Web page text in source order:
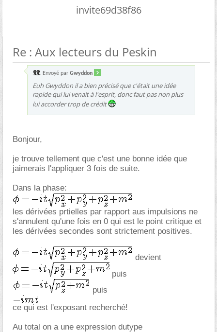
invite69d38f86
Re : Aux lecteurs du Peskin
Envoyé par Gwyddon
Euh Gwyddon il a bien précisé que c'était une idée
rapide qui lui venait à l'esprit, donc faut pas non plus
lui accorder trop de crédit
Bonjour,
je trouve tellement que c'est une bonne idée que
jaimerais l'appliquer 3 fois de suite.
Dans la phase:
les dérivées prtielles par rapport aus impulsions ne
s'annulent qu'une fois en 0 qui est le point critique et
les dérivées secondes sont strictement positives.
devient
puis
puis
ce qui est l'exposant recherché!
Au total on a une expression dutype